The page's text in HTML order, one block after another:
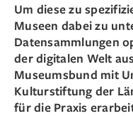
Um diese zu
Museen dabei zu
Datensammlungen
der digitalen Welt
Museumsbund mit
Kulturstiftung der
für die Praxis